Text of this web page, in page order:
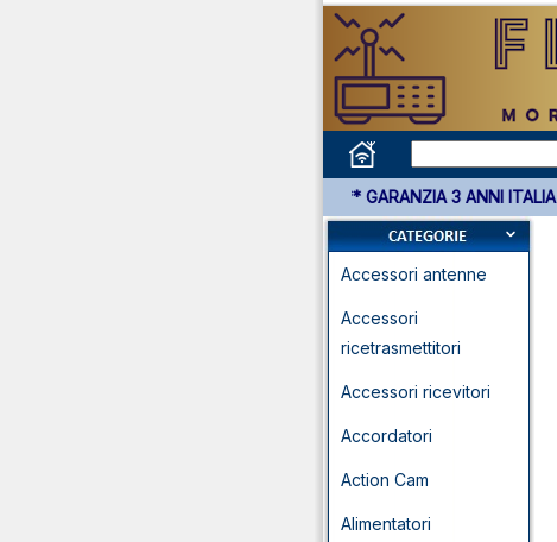
*** GARANZIA 3 ANNI ITALIA SU TUTTI
Accessori antenne
Accessori
ricetrasmettitori
Accessori ricevitori
Accordatori
Action Cam
Alimentatori